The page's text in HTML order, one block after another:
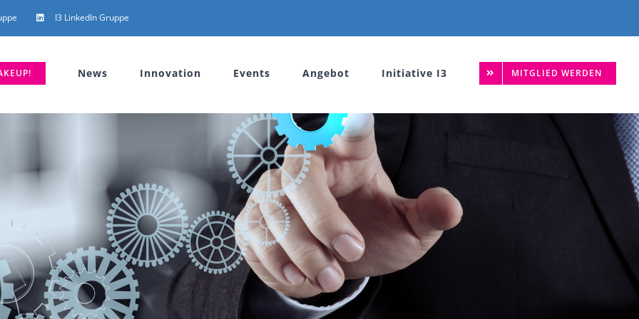
I3 LinkedIn Gruppe
News Innovation Events Angebot Initiative I3 MITGLIED WERDEN